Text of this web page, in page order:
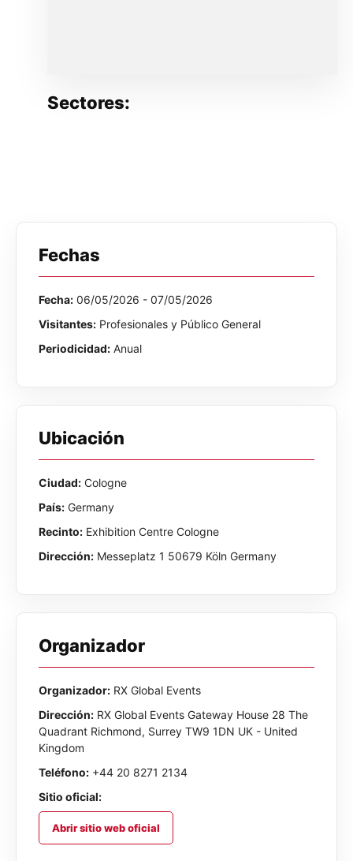
Sectores:
Fechas
Fecha: 06/05/2026 - 07/05/2026
Visitantes: Profesionales y Público General
Periodicidad: Anual
Ubicación
Ciudad: Cologne
País: Germany
Recinto: Exhibition Centre Cologne
Dirección: Messeplatz 1 50679 Köln Germany
Organizador
Organizador: RX Global Events
Dirección: RX Global Events Gateway House 28 The
Quadrant Richmond, Surrey TW9 1DN UK - United
Kingdom
Teléfono: +44 20 8271 2134
Sitio oficial:
Abrir sitio web oficial